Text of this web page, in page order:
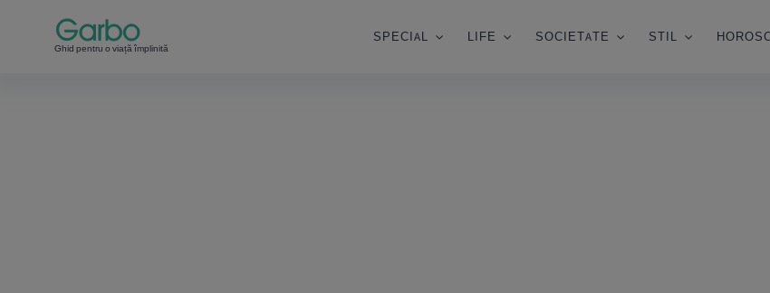
Ghid pentru o viață împlinită
SPECIAL LIFE SOCIETATE STIL